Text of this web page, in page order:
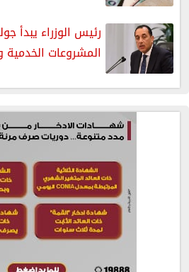
رئيس الوزراء يبدأ
المشروعات الخدمية